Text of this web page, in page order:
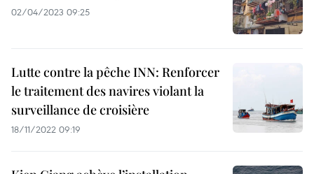
02/04/2023 09:25
Lutte contre la pêche INN: Renforcer
le traitement des navires violant la
surveillance de croisière
18/11/2022 09:19